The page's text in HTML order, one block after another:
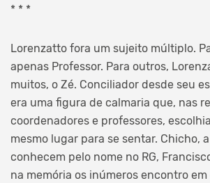
* * *
Lorenzatto fora um sujeito múltiplo.
apenas Professor. Para outros,
muitos, o Zé. Conciliador desde seu
era uma figura de calmaria que, nas
coordenadores e professores,
mesmo lugar para se sentar. Chicho,
conhecem pelo nome no RG,
na memória os inúmeros encontro